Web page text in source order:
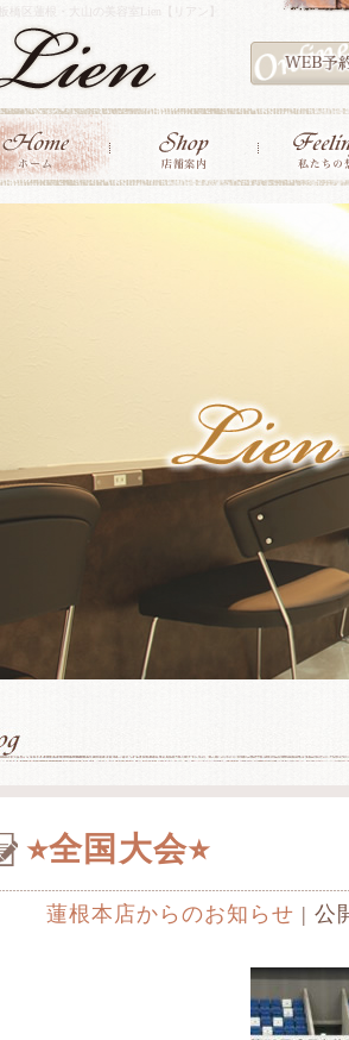
板橋区蓮根・大山の美容室Lien【リアン】
⭐︎全国大会⭐︎
蓮根本店からのお知らせ | 公